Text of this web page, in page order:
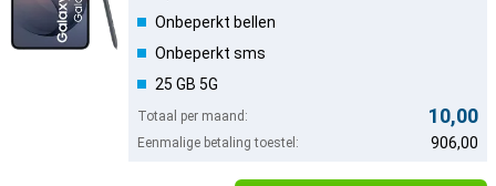
Onbeperkt bellen
Onbeperkt sms
25 GB 5G
Totaal per maand: 10,00
Eenmalige betaling toestel: 906,00